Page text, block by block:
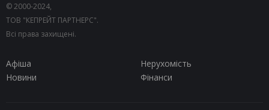
© 2000-2024,
ТОВ "КЕПРЕЙТ ПАРТНЕРС".
Всі права захищені.
Афіша
Нерухомість
Новини
Фінанси